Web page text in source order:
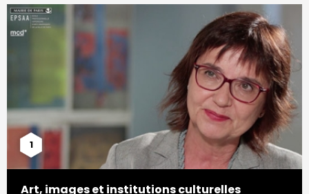
1
Art, images et institutions culturelles